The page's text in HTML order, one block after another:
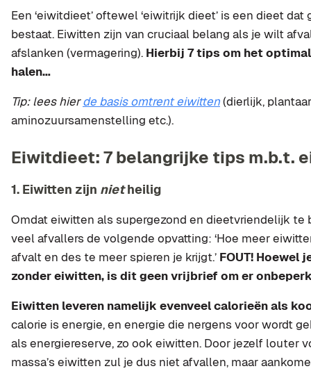
Een ‘eiwitdieet’ oftewel ‘eiwitrijk dieet’ is een dieet
bestaat. Eiwitten zijn van cruciaal belang als je wilt
afslanken (vermagering). Hierbij 7 tips om het
halen…
Tip: lees hierde basis omtrent eiwitten(dierlijk,
aminozuursamenstelling etc.).
Eiwitdieet: 7 belangrijke tips m.b.t.
1. Eiwitten zijn nietheilig
Omdat eiwitten als supergezond en dieetvriendelijk te
veel afvallers de volgende opvatting: ‘Hoe meer
afvalt en des te meer spieren je krijgt.’ FOUT! Hoewel
zonder eiwitten, is dit geen vrijbrief om er
Eiwitten leveren namelijk evenveel calorieën als
calorie is energie, en energie die nergens voor wordt
als energiereserve, zo ook eiwitten. Door jezelf louter
massa’s eiwitten zul je dus niet afvallen, maar